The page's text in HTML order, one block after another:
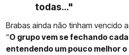
todas..."
Brabas ainda não tinham vencido
“O grupo vem se fechando
entendendo um pouco melhor